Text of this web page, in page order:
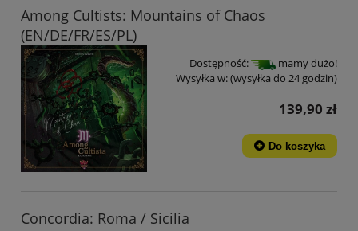
Among Cultists: Mountains of Chaos
(EN/DE/FR/ES/PL)
Dostępność:
mamy dużo!
Wysyłka w:(wysyłka do 24 godzin)
139,90 zł
Do koszyka
Concordia: Roma / Sicilia